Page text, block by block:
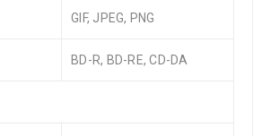
GIF, JPEG, PNG
BD-R, BD-RE, CD-DA